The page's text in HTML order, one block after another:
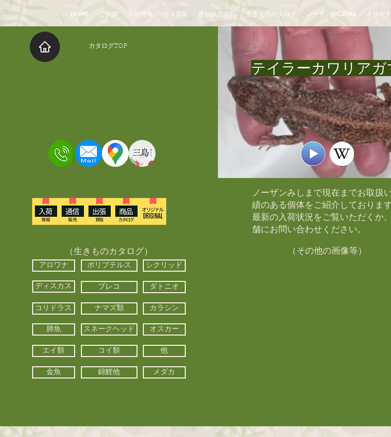
HOME ご挨拶 入荷情報 出張買取 通信販売規約 生きものカタログ ノーザンDIGITAL オリジ
​カタログTOP
テイラーカワリアガ
（生きものカタログ）
アロワナ ポリプテルス シクリッド
ディスカス プレコ ダトニオ
コリドラス ナマズ類 カラシン
肺魚 スネークヘッド オスカー
エイ類 コイ類 他
金魚 錦鯉他 メダカ
ノーザンみしまで現在までお取扱
績のある個体をご紹介しております
最新の入荷状況をご覧いただくか
舗にお問い合わせください。​
（その他の画像等）